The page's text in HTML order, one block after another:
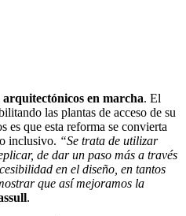
arquitectónicos en marcha. El
las plantas de acceso de su
es que esta reforma se convierta
inclusivo. “Se trata de utilizar
de dar un paso más a través
en el diseño, en tantos
que así mejoramos la
.